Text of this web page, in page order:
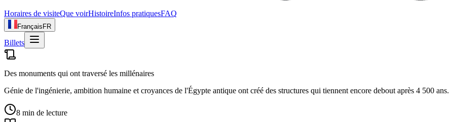
Horaires de visiteQue voirHistoireInfos pratiquesFAQ
Français FR
Billets
Des monuments qui ont traversé les millénaires
Génie de l'ingénierie, ambition humaine et croyances de l'Égypte antique ont créé des structures qui tiennent encore debout après 4 500 ans.
8 min de lecture